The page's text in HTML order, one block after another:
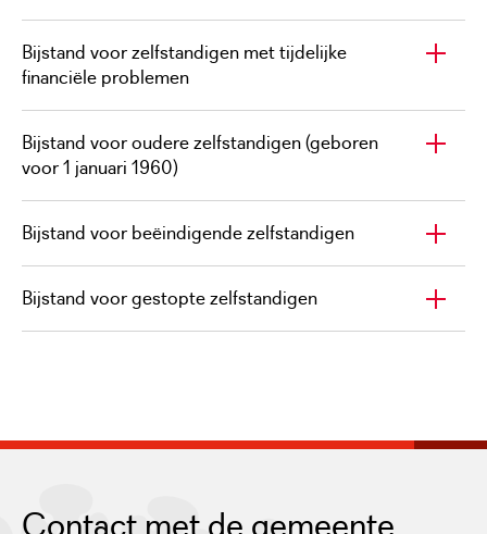
Bijstand voor zelfstandigen met tijdelijke
financiële problemen
Bijstand voor oudere zelfstandigen (geboren
voor 1 januari 1960)
Bijstand voor beëindigende zelfstandigen
Bijstand voor gestopte zelfstandigen